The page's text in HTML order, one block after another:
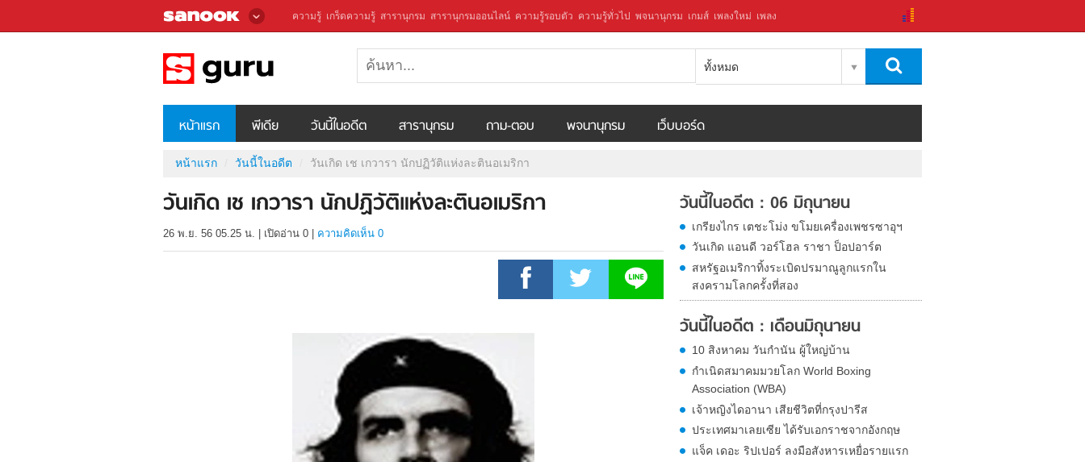
ความรู้ เกร็ดความรู้ สารานุกรม สารานุกรมออนไลน์ ความรู้รอบตัว ความรู้ทั่วไป พจนานุกรม เกมส์ เพลงใหม่ เพลง
ทั้งหมด
หน้าแรก พีเดีย วันนี้ในอดีต สารานุกรม ถาม-ตอบ พจนานุกรม เว็บบอร์ด
หน้าแรก วันนี้ในอดีต วันเกิด เช เกวารา นักปฏิวัติแห่งละตินอเมริกา
วันเกิด เช เกวารา นักปฏิวัติแห่งละตินอเมริกา
26 พ.ย. 56 05.25 น. เปิดอ่าน 0 ความคิดเห็น 0
วันนี้ในอดีต : 06 มิถุนายน
เกรียงไกร เตชะโม่ง ขโมยเครื่องเพชรซาอุฯ
วันเกิด แอนดี วอร์โฮล ราชา ป็อปอาร์ต
สหรัฐอเมริกาทิ้งระเบิดปรมาณูลูกแรกใน
สงครามโลกครั้งที่สอง
วันนี้ในอดีต : เดือนมิถุนายน
10 สิงหาคม วันกำนัน ผู้ใหญ่บ้าน
กำเนิดสมาคมมวยโลก World Boxing
Association (WBA)
เจ้าหญิงไดอานา เสียชีวิตที่กรุงปารีส
ประเทศมาเลยเซีย ได้รับเอกราชจากอังกฤษ
แจ็ค เดอะ ริปเปอร์ ลงมือสังหารเหยื่อรายแรก